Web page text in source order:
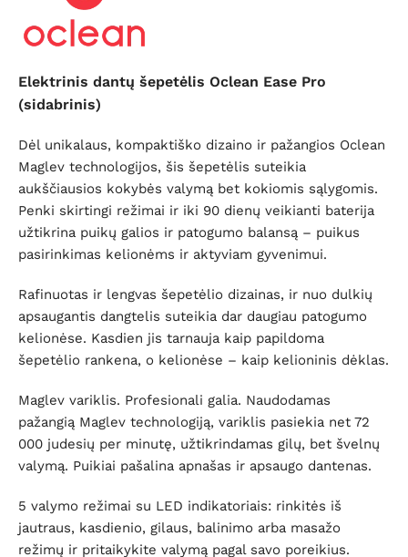
Elektrinis dantų šepetėlis Oclean Ease Pro
(sidabrinis)
Dėl unikalaus, kompaktiško dizaino ir pažangios Oclean
Maglev technologijos, šis šepetėlis suteikia
aukščiausios kokybės valymą bet kokiomis sąlygomis.
Penki skirtingi režimai ir iki 90 dienų veikianti baterija
užtikrina puikų galios ir patogumo balansą – puikus
pasirinkimas kelionėms ir aktyviam gyvenimui.
Rafinuotas ir lengvas šepetėlio dizainas, ir nuo dulkių
apsaugantis dangtelis suteikia dar daugiau patogumo
kelionėse. Kasdien jis tarnauja kaip papildoma
šepetėlio rankena, o kelionėse – kaip kelioninis dėklas.
Maglev variklis. Profesionali galia. Naudodamas
pažangią Maglev technologiją, variklis pasiekia net 72
000 judesių per minutę, užtikrindamas gilų, bet švelnų
valymą. Puikiai pašalina apnašas ir apsaugo dantenas.
5 valymo režimai su LED indikatoriais: rinkitės iš
jautraus, kasdienio, gilaus, balinimo arba masažo
režimų ir pritaikykite valymą pagal savo poreikius.